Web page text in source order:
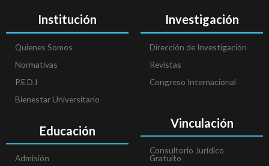
Institución
Quienes Somos
Normativas
P.E.D.I
Bienestar Universitario
Educación
Admisión
Investigación
Dirección de Investigación
Revistas
Congreso Internacional
Vinculación
Consultorio Jurídico
Gratuito